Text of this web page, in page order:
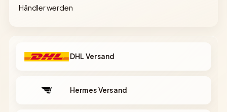
Händler werden
DHL Versand
Hermes Versand